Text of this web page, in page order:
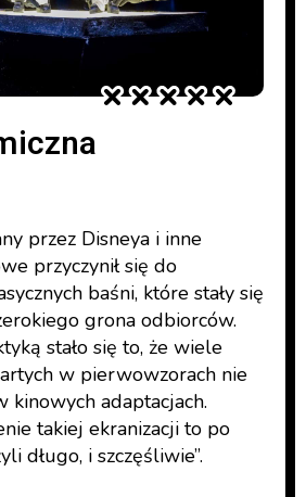
SPEKTAKLI
przez Disneya i inne
przyczynił się do
baśni, które stały się
grona odbiorców.
stało się to, że wiele
w pierwowzorach nie
kinowych adaptacjach.
takiej ekranizacji to po
długo, i szczęśliwie”.